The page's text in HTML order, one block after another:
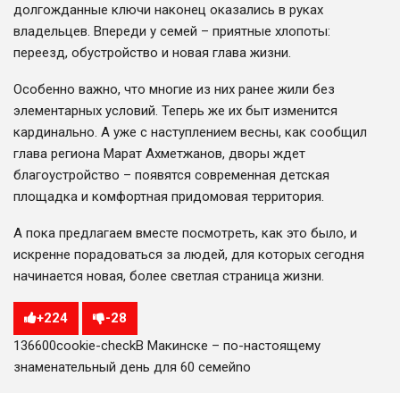
долгожданные ключи наконец оказались в руках
владельцев. Впереди у семей – приятные хлопоты:
переезд, обустройство и новая глава жизни.
Особенно важно, что многие из них ранее жили без
элементарных условий. Теперь же их быт изменится
кардинально. А уже с наступлением весны, как сообщил
глава региона Марат Ахметжанов, дворы ждет
благоустройство – появятся современная детская
площадка и комфортная придомовая территория.
А пока предлагаем вместе посмотреть, как это было, и
искренне порадоваться за людей, для которых сегодня
начинается новая, более светлая страница жизни.
+224 -28
136600cookie-checkВ Макинске – по-настоящему
знаменательный день для 60 семейno